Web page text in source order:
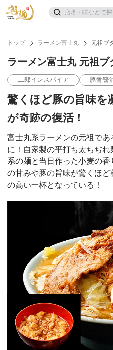
トップ ラーメン富士丸 元祖ブ
ラーメン富士丸 元祖
二郎インスパイア 豚骨醤
驚くほど豚の旨味を
が奇跡の復活！
富士丸系ラーメンの元祖で
に！自家製の平打ち太ちぢ
系の麺と当日作った小麦の
の甘みや豚の旨味が驚くほ
の高い一杯となっている！